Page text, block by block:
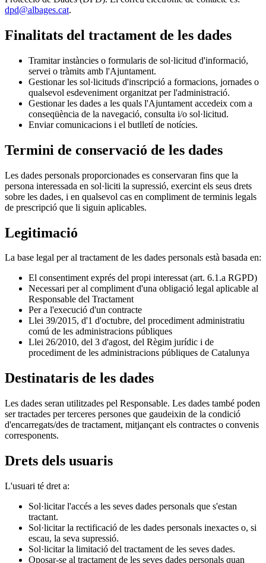
dpd@albages.cat.
Finalitats del tractament de les dades
Tramitar instàncies o formularis de sol·licitud d'informació,
servei o tràmits amb l'Ajuntament.
Gestionar les sol·licituds d'inscripció a formacions, jornades o
qualsevol esdeveniment organitzat per l'administració.
Gestionar les dades a les quals l'Ajuntament accedeix com a
conseqüència de la navegació, consulta i/o sol·licitud.
Enviar comunicacions i el butlletí de notícies.
Termini de conservació de les dades
Les dades personals proporcionades es conservaran fins que la
persona interessada en sol·liciti la supressió, exercint els seus drets
sobre les dades, i en qualsevol cas en compliment de terminis legals
de prescripció que li siguin aplicables.
Legitimació
La base legal per al tractament de les dades personals està basada en:
El consentiment exprés del propi interessat (art. 6.1.a RGPD)
Necessari per al compliment d'una obligació legal aplicable al
Responsable del Tractament
Per a l'execució d'un contracte
Llei 39/2015, d'1 d'octubre, del procediment administratiu
comú de les administracions públiques
Llei 26/2010, del 3 d'agost, del Règim jurídic i de
procediment de les administracions públiques de Catalunya
Destinataris de les dades
Les dades seran utilitzades pel Responsable. Les dades també poden
ser tractades per terceres persones que gaudeixin de la condició
d'encarregats/des de tractament, mitjançant els contractes o convenis
corresponents.
Drets dels usuaris
L'usuari té dret a:
Sol·licitar l'accés a les seves dades personals que s'estan
tractant.
Sol·licitar la rectificació de les dades personals inexactes o, si
escau, la seva supressió.
Sol·licitar la limitació del tractament de les seves dades.
Oposar-se al tractament de les seves dades personals quan